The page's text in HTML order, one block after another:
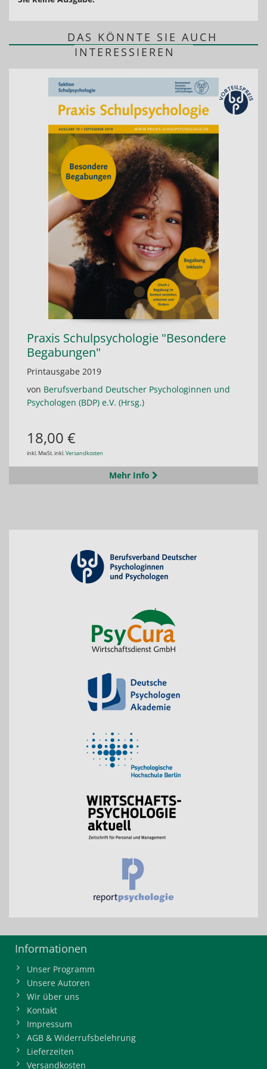
DAS KÖNNTE SIE AUCH
INTERESSIEREN
Praxis Schulpsychologie "Besondere
Begabungen"
Printausgabe 2019
von Berufsverband Deutscher Psychologinnen und
Psychologen (BDP) e.V. (Hrsg.)
18,00 €
inkl. MwSt. inkl.Versandkosten
Mehr Info
Informationen
Unser Programm
Unsere Autoren
Wir über uns
Kontakt
Impressum
AGB & Widerrufsbelehrung
Lieferzeiten
Versandkosten